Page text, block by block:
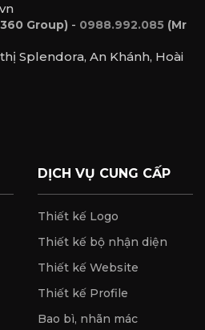
Group) - 0988.992.085 (Mr
Splendora, An Khánh, Hoài
DỊCH VỤ CUNG CẤP
Thiết kế Logo
Thiết kế bộ nhận diện
Thiết kế Website
Thiết kế Profile
Bao bì, nhãn mác